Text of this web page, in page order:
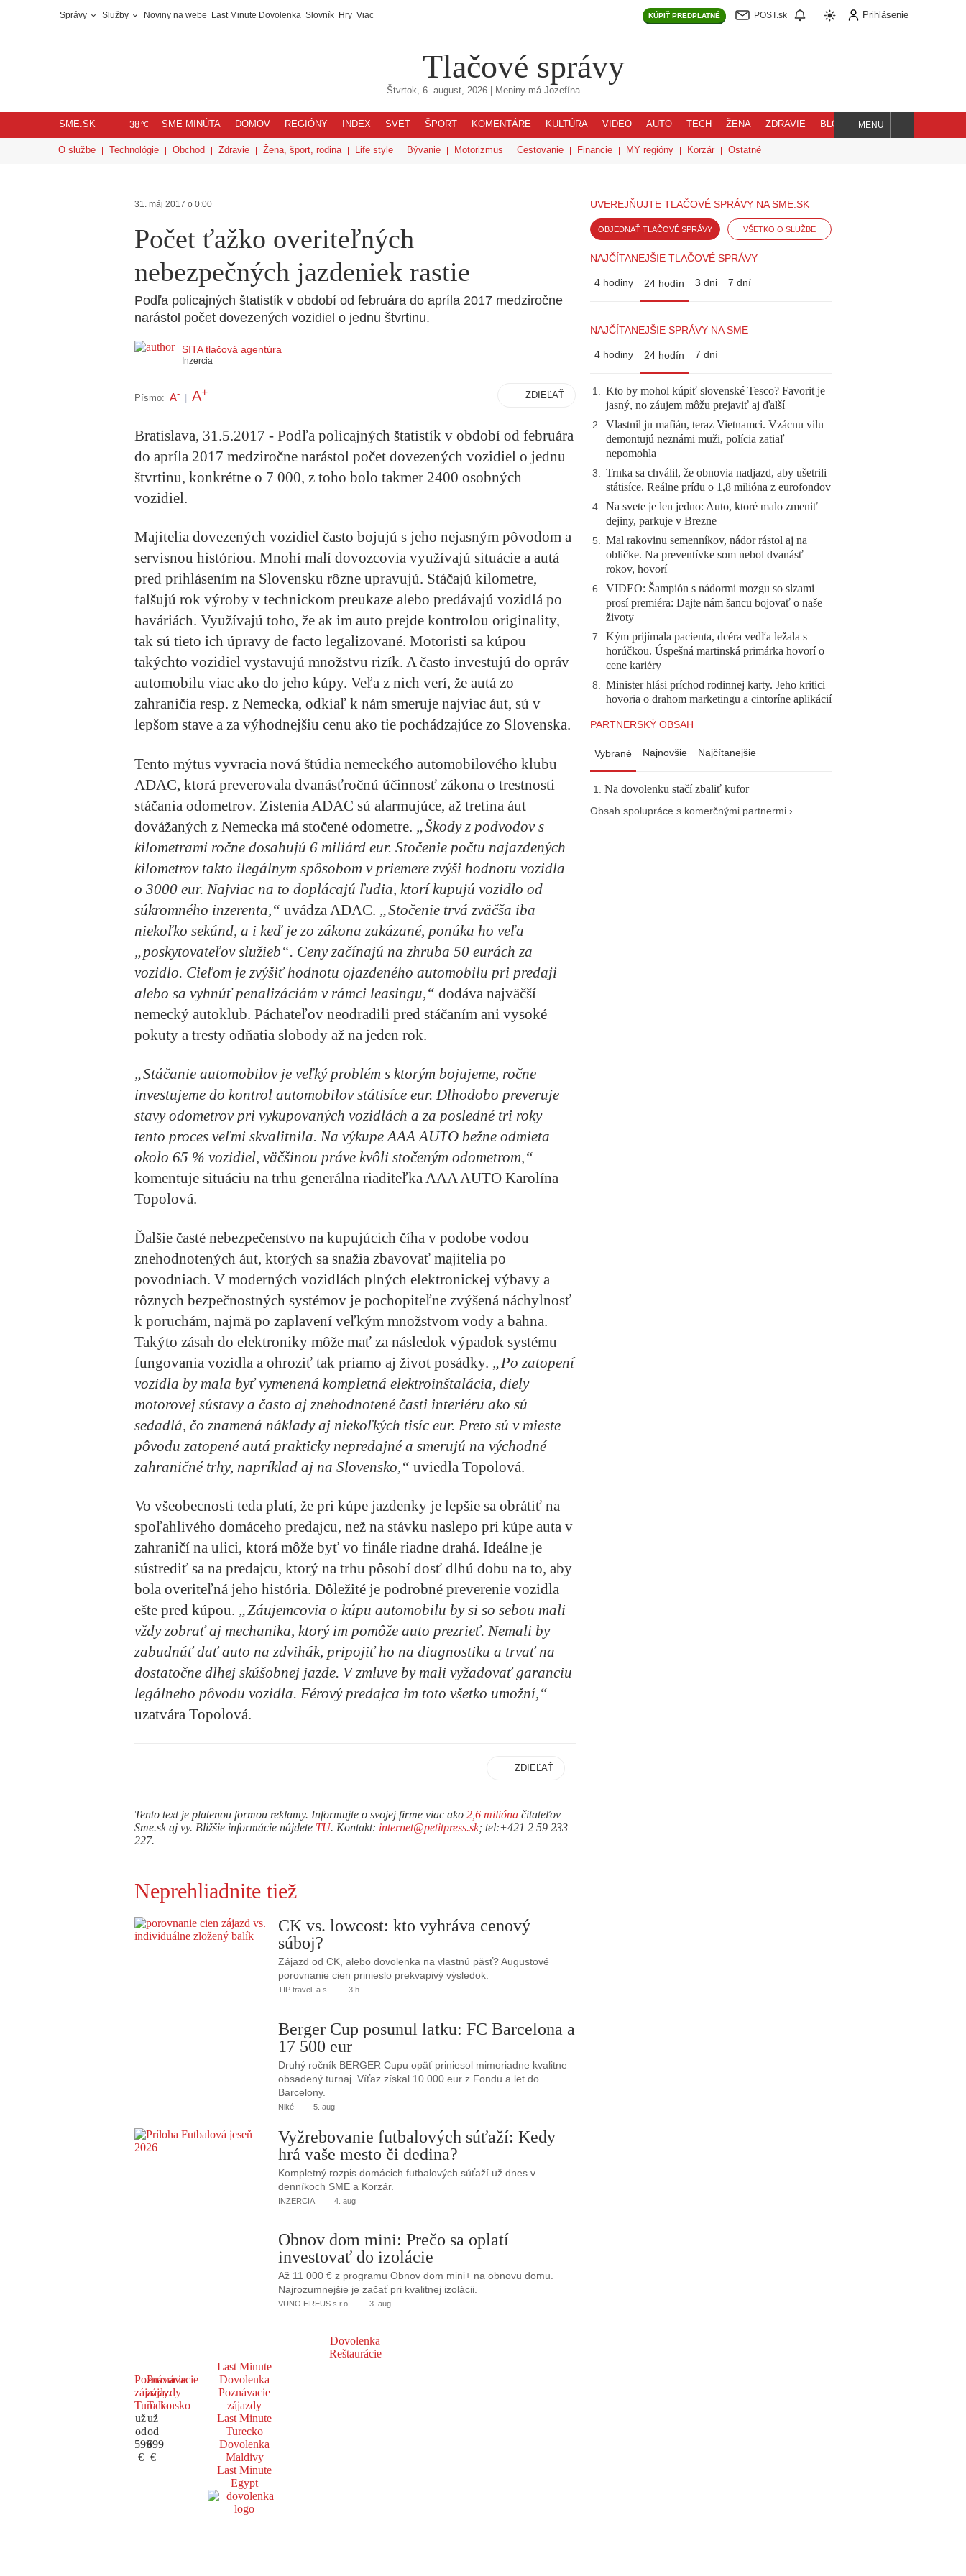
Správy Služby Noviny na webe Last Minute Dovolenka Slovník Hry Viac KÚPIŤ PREDPLATNÉ POST.sk Prihlásenie
Tlačové správy
Štvrtok, 6. august, 2026| Meniny má Jozefína
SME.SK 38℃ SME MINÚTA DOMOV REGIÓNY INDEX SVET ŠPORT KOMENTÁRE KULTÚRA VIDEO AUTO TECH ŽENA ZDRAVIE BLOG
Hľadaj
MENU
O službe Technológie Obchod Zdravie Žena, šport, rodina Life style Bývanie Motorizmus Cestovanie Financie MY regióny Korzár Ostatné
31. máj 2017 o 0:00
Počet ťažko overiteľných
nebezpečných jazdeniek rastie
Podľa policajných štatistík v období od februára do apríla 2017 medziročne
narástol počet dovezených vozidiel o jednu štvrtinu.
SITA tlačová agentúra
Inzercia
Písmo: A- A+ ZDIEĽAŤ
Bratislava, 31.5.2017 - Podľa policajných štatistík v období od februára
do apríla 2017 medziročne narástol počet dovezených vozidiel o jednu
štvrtinu, konkrétne o 7 000, z toho bolo takmer 2400 osobných
vozidiel.
Majitelia dovezených vozidiel často bojujú s jeho nejasným pôvodom a
servisnou históriou. Mnohí malí dovozcovia využívajú situácie a autá
pred prihlásením na Slovensku rôzne upravujú. Stáčajú kilometre,
falšujú rok výroby v technickom preukaze alebo predávajú vozidlá po
haváriách. Využívajú toho, že ak im auto prejde kontrolou originality,
tak sú tieto ich úpravy de facto legalizované. Motoristi sa kúpou
takýchto vozidiel vystavujú množstvu rizík. A často investujú do opráv
automobilu viac ako do jeho kúpy. Veľa z nich verí, že autá zo
zahraničia resp. z Nemecka, odkiaľ k nám smeruje najviac áut, sú v
lepšom stave a za výhodnejšiu cenu ako tie pochádzajúce zo Slovenska.
Tento mýtus vyvracia nová štúdia nemeckého automobilového klubu
ADAC, ktorá preverovala dvanásťročnú účinnosť zákona o trestnosti
stáčania odometrov. Zistenia ADAC sú alarmujúce, až tretina áut
dovážaných z Nemecka má stočené odometre. „Škody z podvodov s
kilometrami ročne dosahujú 6 miliárd eur. Stočenie počtu najazdených
kilometrov takto ilegálnym spôsobom v priemere zvýši hodnotu vozidla
o 3000 eur. Najviac na to doplácajú ľudia, ktorí kupujú vozidlo od
súkromného inzerenta,“ uvádza ADAC. „Stočenie trvá zväčša iba
niekoľko sekúnd, a i keď je zo zákona zakázané, ponúka ho veľa
„poskytovateľov služieb“. Ceny začínajú na zhruba 50 eurách za
vozidlo. Cieľom je zvýšiť hodnotu ojazdeného automobilu pri predaji
alebo sa vyhnúť penalizáciám v rámci leasingu,“ dodáva najväčší
nemecký autoklub. Páchateľov neodradili pred stáčaním ani vysoké
pokuty a tresty odňatia slobody až na jeden rok.
„Stáčanie automobilov je veľký problém s ktorým bojujeme, ročne
investujeme do kontrol automobilov státisíce eur. Dlhodobo preveruje
stavy odometrov pri vykupovaných vozidlách a za posledné tri roky
tento proces veľmi skvalitnila. Na výkupe AAA AUTO bežne odmieta
okolo 65 % vozidiel, väčšinou práve kvôli stočeným odometrom,“
komentuje situáciu na trhu generálna riaditeľka AAA AUTO Karolína
Topolová.
Ďalšie časté nebezpečenstvo na kupujúcich číha v podobe vodou
znehodnotených áut, ktorých sa snažia zbavovať majitelia po
povodniach. V moderných vozidlách plných elektronickej výbavy a
rôznych bezpečnostných systémov je pochopiteľne zvýšená náchylnosť
k poruchám, najmä po zaplavení veľkým množstvom vody a bahna.
Takýto zásah do elektroniky môže mať za následok výpadok systému
fungovania vozidla a ohroziť tak priamo aj život posádky. „Po zatopení
vozidla by mala byť vymenená kompletná elektroinštalácia, diely
motorovej sústavy a často aj znehodnotené časti interiéru ako sú
sedadlá, čo znamená náklady aj niekoľkých tisíc eur. Preto sú v mieste
pôvodu zatopené autá prakticky nepredajné a smerujú na východné
zahraničné trhy, napríklad aj na Slovensko,“ uviedla Topolová.
Vo všeobecnosti teda platí, že pri kúpe jazdenky je lepšie sa obrátiť na
spoľahlivého domáceho predajcu, než na stávku naslepo pri kúpe auta v
zahraničí na ulici, ktorá môže byť vo finále riadne drahá. Ideálne je
sústrediť sa na predajcu, ktorý na trhu pôsobí dosť dlhú dobu na to, aby
bola overiteľná jeho história. Dôležité je podrobné preverenie vozidla
ešte pred kúpou. „Záujemcovia o kúpu automobilu by si so sebou mali
vždy zobrať aj mechanika, ktorý im pomôže auto prezrieť. Nemali by
zabudnúť dať auto na zdvihák, pripojiť ho na diagnostiku a trvať na
dostatočne dlhej skúšobnej jazde. V zmluve by mali vyžadovať garanciu
legálneho pôvodu vozidla. Férový predajca im toto všetko umožní,“
uzatvára Topolová.
ZDIEĽAŤ
Tento text je platenou formou reklamy. Informujte o svojej firme viac ako 2,6 milióna čitateľov
Sme.sk aj vy. Bližšie informácie nájdete TU. Kontakt: internet@petitpress.sk; tel:+421 2 59 233
227.
UVEREJŇUJTE TLAČOVÉ SPRÁVY NA SME.SK
OBJEDNAŤ TLAČOVÉ SPRÁVY VŠETKO O SLUŽBE
NAJČÍTANEJŠIE TLAČOVÉ SPRÁVY
4 hodiny 24 hodín 3 dni 7 dní
NAJČÍTANEJŠIE SPRÁVY NA SME
4 hodiny 24 hodín 7 dní
1. Kto by mohol kúpiť slovenské Tesco? Favorit je
jasný, no záujem môžu prejaviť aj ďalší
2. Vlastnil ju mafián, teraz Vietnamci. Vzácnu vilu
demontujú neznámi muži, polícia zatiaľ
nepomohla
3. Trnka sa chválil, že obnovia nadjazd, aby ušetrili
státisíce. Reálne prídu o 1,8 milióna z eurofondov
4. Na svete je len jedno: Auto, ktoré malo zmeniť
dejiny, parkuje v Brezne
5. Mal rakovinu semenníkov, nádor rástol aj na
obličke. Na preventívke som nebol dvanásť
rokov, hovorí
6. VIDEO: Šampión s nádormi mozgu so slzami
prosí premiéra: Dajte nám šancu bojovať o naše
životy
7. Kým prijímala pacienta, dcéra vedľa ležala s
horúčkou. Úspešná martinská primárka hovorí o
cene kariéry
8. Minister hlási príchod rodinnej karty. Jeho kritici
hovoria o drahom marketingu a cintoríne aplikácií
PARTNERSKÝ OBSAH
Vybrané Najnovšie Najčítanejšie
Na dovolenku stačí zbaliť kufor
Obsah spolupráce s komerčnými partnermi ›
Neprehliadnite tiež
CK vs. lowcost: kto vyhráva cenový
súboj?
Zájazd od CK, alebo dovolenka na vlastnú päsť? Augustové
porovnanie cien prinieslo prekvapivý výsledok.
TIP travel, a.s. 3 h
Berger Cup posunul latku: FC Barcelona a
17 500 eur
Druhý ročník BERGER Cupu opäť priniesol mimoriadne kvalitne
obsadený turnaj. Víťaz získal 10 000 eur z Fondu a let do
Barcelony.
Niké 5. aug
Vyžrebovanie futbalových súťaží: Kedy
hrá vaše mesto či dedina?
Kompletný rozpis domácich futbalových súťaží už dnes v
denníkoch SME a Korzár.
INZERCIA 4. aug
Obnov dom mini: Prečo sa oplatí
investovať do izolácie
Až 11 000 € z programu Obnov dom mini+ na obnovu domu.
Najrozumnejšie je začať pri kvalitnej izolácii.
VUNO HREUS s.r.o. 3. aug
Dovolenka
Reštaurácie
Poznávacie
zájazdy
Turecko
už
od
599
€
Poznávacie
zájazdy
Taliansko
už
od
699
€
Last Minute
Dovolenka
Poznávacie
zájazdy
Last Minute
Turecko
Dovolenka
Maldivy
Last Minute
Egypt